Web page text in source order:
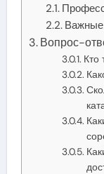
Важные
Вопрос-
Кто